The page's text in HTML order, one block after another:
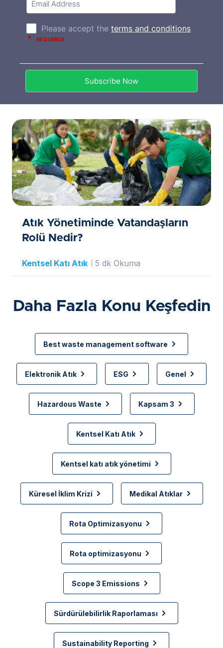
Atık Yönetiminde Vatandaşların
Rolü Nedir?
Kentsel Katı Atık 5 dk Okuma
Daha Fazla Konu Keşfedin
Best waste management software
Elektronik Atık ESG Genel
Hazardous Waste Kapsam 3
Kentsel Katı Atık
Kentsel katı atık yönetimi
Küresel İklim Krizi Medikal Atıklar
Rota Optimizasyonu
Rota optimizasyonu
Scope 3 Emissions
Sürdürülebilirlik Raporlaması
Sustainability Reporting